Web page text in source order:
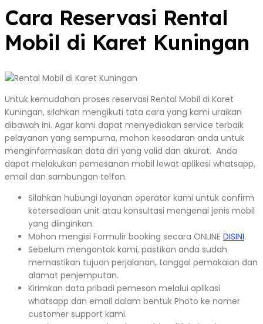
Cara Reservasi Rental
Mobil di Karet Kuningan
Untuk kemudahan proses reservasi Rental Mobil di Karet
Kuningan, silahkan mengikuti tata cara yang kami uraikan
dibawah ini. Agar kami dapat menyediakan service terbaik
pelayanan yang sempurna, mohon kesadaran anda untuk
menginformasikan data diri yang valid dan akurat. Anda
dapat melakukan pemesanan mobil lewat aplikasi whatsapp,
email dan sambungan telfon.
Silahkan hubungi layanan operator kami untuk confirm
ketersediaan unit atau konsultasi mengenai jenis mobil
yang diinginkan.
Mohon mengisi Formulir booking secara ONLINE DISINI.
Sebelum mengontak kami, pastikan anda sudah
memastikan tujuan perjalanan, tanggal pemakaian dan
alamat penjemputan.
Kirimkan data pribadi pemesan melalui aplikasi
whatsapp dan email dalam bentuk Photo ke nomer
customer support kami.